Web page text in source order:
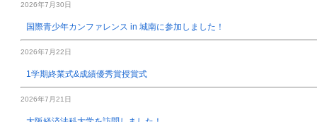
2026年7月30日
国際青少年カンファレンス in 城南に参加しました！
2026年7月22日
1学期終業式&成績優秀賞授賞式
2026年7月21日